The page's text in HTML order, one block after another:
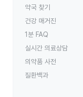
약국 찾기
건강 매거진
1분 FAQ
실시간 의료상담
의약품 사전
질환백과